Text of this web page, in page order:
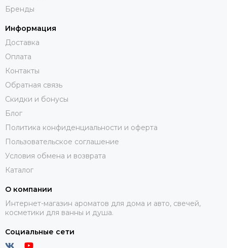
Бренды
Информация
Доставка
Оплата
Контакты
Обратная связь
Скидки и бонусы
Блог
Политика конфиденциальности и оферта
Пользовательское соглашение
Условия обмена и возврата
Каталог
О компании
Интернет-магазин ароматов для дома и авто, свечей,
косметики для ванны и душа.
Социальные сети